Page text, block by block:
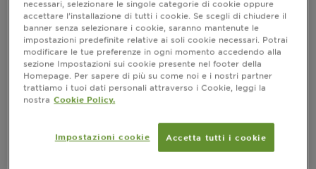
avvolgenti, che si riflettono anche nella scelta dei
colori per i capelli. Esploriamo insieme l'armocromia
autunnale e le tonalità di colore per capelli da
preferire per le persone che appartengono a questa
stagione.
Armocromia Autunno: le
sottocategorie
necessari, selezionare le singole categorie di cookie oppure
accettare l’installazione di tutti i cookie. Se scegli di chiudere il
banner senza selezionare i cookie, saranno mantenute le
impostazioni predefinite relative ai soli cookie necessari. Potrai
modificare le tue preferenze in ogni momento accedendo alla
sezione Impostazioni sui cookie presente nel footer della
Homepage. Per sapere di più su come noi e i nostri partner
trattiamo i tuoi dati personali attraverso i Cookie, leggi la
nostra Cookie Policy.
Impostazioni cookie Accetta tutti i cookie